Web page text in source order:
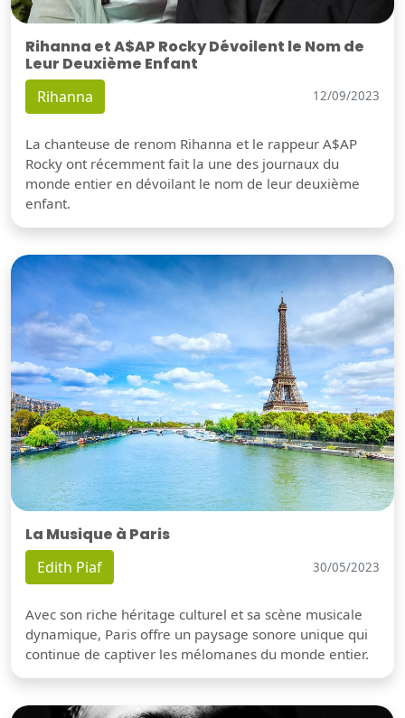
Rihanna et A$AP Rocky Dévoilent le Nom de
Leur Deuxième Enfant
Rihanna 12/09/2023
La chanteuse de renom Rihanna et le rappeur A$AP
Rocky ont récemment fait la une des journaux du
monde entier en dévoilant le nom de leur deuxième
enfant.
La Musique à Paris
Edith Piaf 30/05/2023
Avec son riche héritage culturel et sa scène musicale
dynamique, Paris offre un paysage sonore unique qui
continue de captiver les mélomanes du monde entier.